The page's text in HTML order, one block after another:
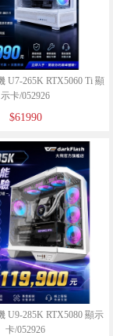
U7-265K RTX5060 Ti 顯
示卡/052926
$61990
U9-285K RTX5080 顯示
卡/052926